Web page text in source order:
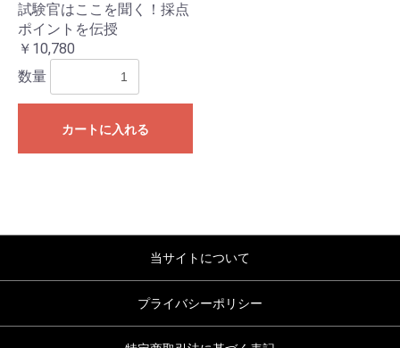
試験官はここを聞く！採点
ポイントを伝授
￥10,780
数量
カートに入れる
当サイトについて
プライバシーポリシー